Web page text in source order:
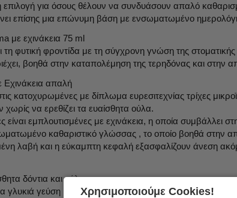
επιλογή για όσους θέλουν να συνδυάσουν απαλό
επίσης μια επώνυμη βάση με ενσωματωμένο
με εχινάκεια 75 ml
φυτική φροντίδα με τη σύγχρονη γνώση της στοματικής
βοηθά στην καταπολέμηση της τερηδόνας και
απαλή
κατοχυρωμένες με δίπλωμα ευρεσιτεχνίας τρίχες
να ερεθίζει τα ευαίσθητα ούλα.
είναι εμπλουτισμένες με εχινάκεια, η οποία συμβάλλει
καθαριστικό γλώσσας , το οποίο βοηθά
λαβή και η εύκαμπτη κεφαλή εξασφαλίζουν άνεση
δόντια και ούλα
γλυκιά γεύση μένταςΧρησιμοποιούμε Cookies!